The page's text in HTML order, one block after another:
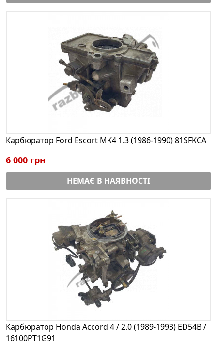
Карбюратор Ford Escort MK4 1.3 (1986-1990) 81SFKCA
6 000 грн
НЕМАЄ В НАЯВНОСТІ
Карбюратор Honda Accord 4 / 2.0 (1989-1993) ED54B /
16100PT1G91